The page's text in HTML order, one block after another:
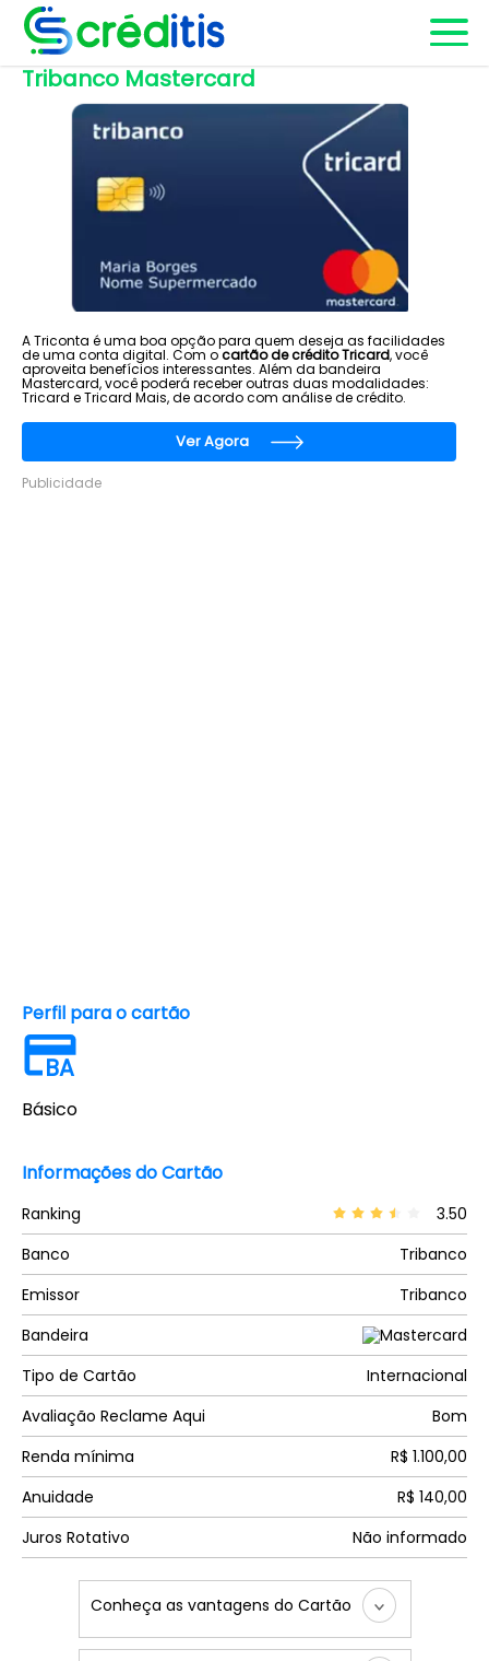
Tribanco Mastercard
A Triconta é uma boa opção para quem deseja as facilidades
de uma conta digital. Com ocartão de crédito Tricard, você
aproveita benefícios interessantes. Além da bandeira
Mastercard, você poderá receber outras duas modalidades:
Tricard e Tricard Mais, de acordo com análise de crédito.
Ver Agora
Publicidade
Perfil para o cartão
BA
Básico
Informações do Cartão
Ranking
3.50
Banco
Tribanco
Emissor
Tribanco
Bandeira
Tipo de Cartão
Internacional
Avaliação Reclame Aqui
Bom
Renda mínima
R$ 1.100,00
Anuidade
R$ 140,00
Juros Rotativo
Não informado
Conheça as vantagens do Cartão